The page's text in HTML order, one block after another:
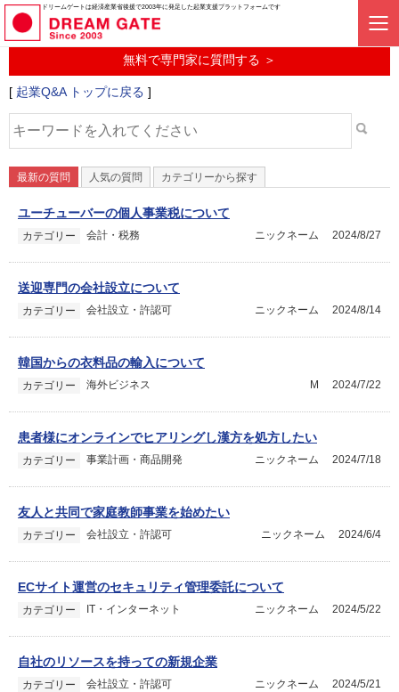
ドリームゲートは経済産業省後援で2003年に発足した起業支援プラットフォームです
起業に関するみんなの質問投稿サービス
起業Q&A
無料で専門家に質問する ＞
[ 起業Q&A トップに戻る ]
最新の質問 人気の質問 カテゴリーから探す
ユーチューバーの個人事業税について
カテゴリー 会計・税務 2024/8/27
ニックネーム
送迎専門の会社設立について
カテゴリー 会社設立・許認可 2024/8/14
ニックネーム
韓国からの衣料品の輸入について
カテゴリー 海外ビジネス 2024/7/22
M
患者様にオンラインでヒアリングし漢方を処方したい
カテゴリー 事業計画・商品開発 2024/7/18
ニックネーム
友人と共同で家庭教師事業を始めたい
カテゴリー 会社設立・許認可 2024/6/4
ニックネーム
ECサイト運営のセキュリティ管理委託について
カテゴリー IT・インターネット 2024/5/22
ニックネーム
自社のリソースを持っての新規企業
カテゴリー 会社設立・許認可 2024/5/21
ニックネーム